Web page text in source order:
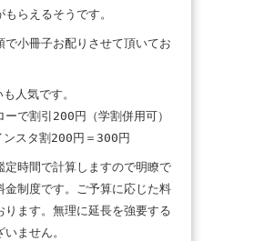
らえるそうです。
で小冊子お配りさせて頂いてお
人気です。
ーで割引200円（学割併用可）
スタ割200円＝300円
定時間で計算しますので明瞭で
金制度です。ご予算に応じた料
ります。無理に延長を強要する
ません。